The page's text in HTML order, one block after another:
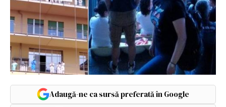
Adaugă-ne ca sursă preferată în Google